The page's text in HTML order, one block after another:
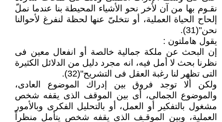
نقـوم بها من آن لأخر نحو الأشياء المحيطة بنا عندما نملّ
إلحاح الحياة العملية، أو نتخلىّ عنها لحظة لنفرغ لأحوالنا
نحن"(31).
يقول هاملتون :
إن البحث عن ملكة جمالية خالصة أو انفعال معين فى
نظرنا بحث لا أمل فيه، انه مجرد دليل من الدلائل الكثيرة
التى تظهر لنا رغبة العقل فى التشريح"(32).
ولكن ألا توجد فروق بين إدراك الموضوع العادى،
والموضوع الجمالى، أى بين الموقف الذى يقفه شخص
مشغول بالتفكير أو العمل، أو بالتحليل الفكرى وبالأمور
العملية، وبين الموقـف الذى يقفه شخص يتأمل منظراً